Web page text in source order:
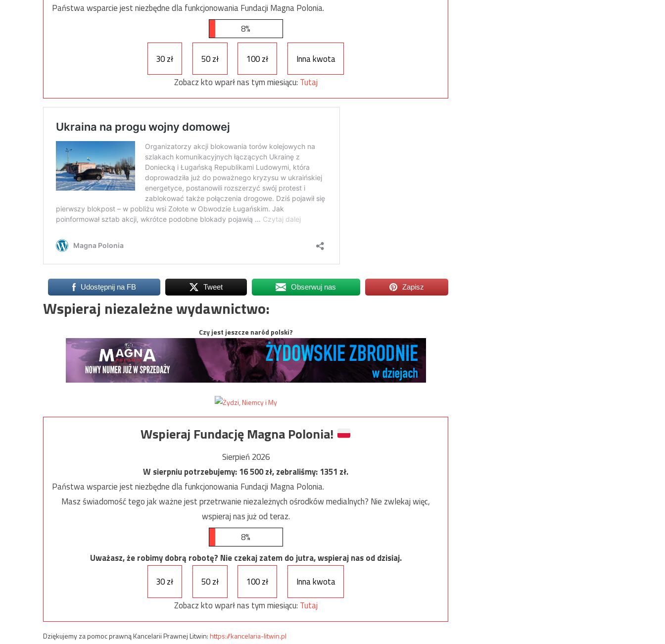
Państwa wsparcie jest niezbędne dla funkcjonowania Fundacji Magna Polonia.
8%
30 zł 50 zł 100 zł
Inna kwota
Zobacz kto wparł nas tym miesiącu: Tutaj
Udostępnij na FB Tweet Obserwuj nas Zapisz
Wspieraj niezależne wydawnictwo:
Czy jest jeszcze naród polski?
Wspieraj Fundację Magna Polonia!
Sierpień 2026
W sierpniu potrzebujemy:16 500zł, zebraliśmy:1351 zł.
Państwa wsparcie jest niezbędne dla funkcjonowania Fundacji Magna Polonia.
Masz świadomość tego jak ważne jest przetrwanie niezależnych ośrodków medialnych? Nie zwlekaj więc,
wspieraj nas już od teraz.
8%
Uważasz, że robimy dobrą robotę? Nie czekaj zatem do jutra, wspieraj nas od dzisiaj.
30 zł
50 zł 100 zł
Inna kwota
Zobacz kto wparł nas tym miesiącu: Tutaj
Dziękujemy za pomoc prawną Kancelarii Prawnej Litwin:https://kancelaria-litwin.pl